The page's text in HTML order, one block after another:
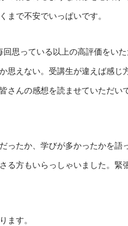
まで不安でいっぱいです。
回思っている以上の高評価をい
えない。受講生が違えば感じ
さんの感想を読ませていただい
ったか、学びが多かったかを語
る方もいらっしゃいました。緊
ます。